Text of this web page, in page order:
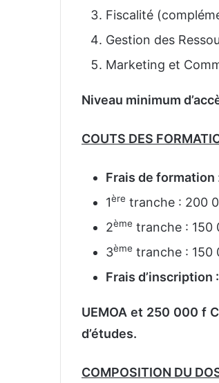
Fiscalité
Gestion des
Marketing et
Niveau minimum
COUTS DES
Frais de formation
1ère tranche : 200
2ème tranche : 150
3ème tranche : 150
Frais d’inscription
UEMOA et 250 000 f
d’études.
COMPOSITION DU